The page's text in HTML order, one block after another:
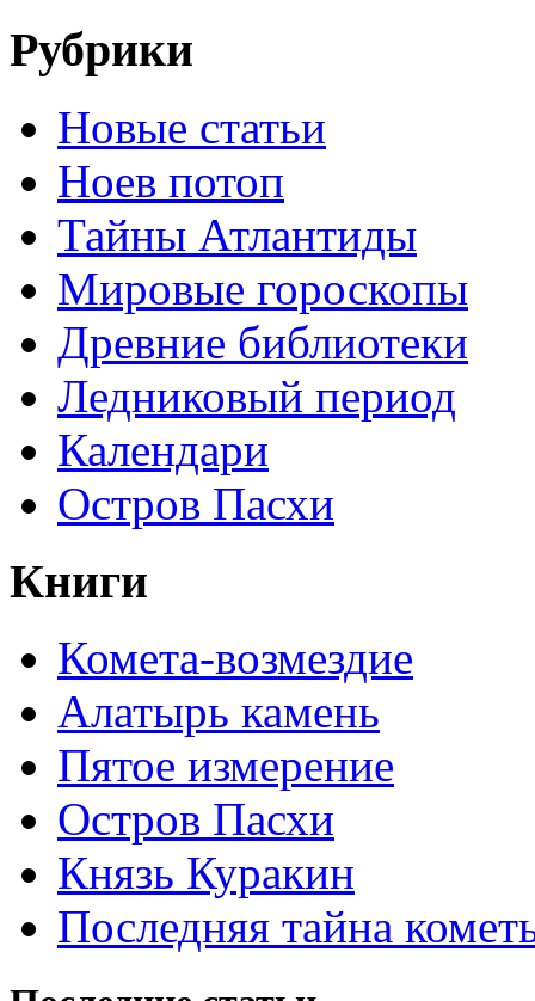
Рубрики
Новые статьи
Ноев потоп
Тайны Атлантиды
Мировые гороскопы
Древние библиотеки
Ледниковый период
Календари
Остров Пасхи
Книги
Комета-возмездие
Алатырь камень
Пятое измерение
Остров Пасхи
Князь Куракин
Последняя тайна